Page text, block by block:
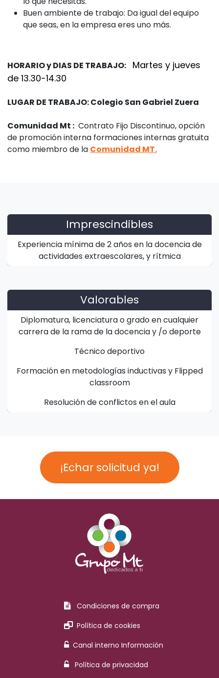
Buen ambiente de trabajo: Da igual del equipo
que seas, en la empresa eres uno más.
HORARIO y DIAS DE TRABAJO:
Martes y jueves
de 13.30-14.30
LUGAR DE TRABAJO: Colegio San Gabriel Zuera
Comunidad Mt : Contrato Fijo Discontinuo, opción
de promoción interna formaciones internas gratuita
como miembro de la Comunidad MT.
Imprescindibles
Experiencia mínima de 2 años en la docencia de
actividades extraescolares, y rítmica
Valorables
Diplomatura, licenciatura o grado en cualquier
carrera de la rama de la docencia y /o deporte
Técnico deportivo
Formación en metodologías inductivas y Flipped
classroom
Resolución de conflictos en el aula
¡Echar solicitud ya!
Condiciones de compra
Política de cookies
Canal interno Información
Política de privacidad